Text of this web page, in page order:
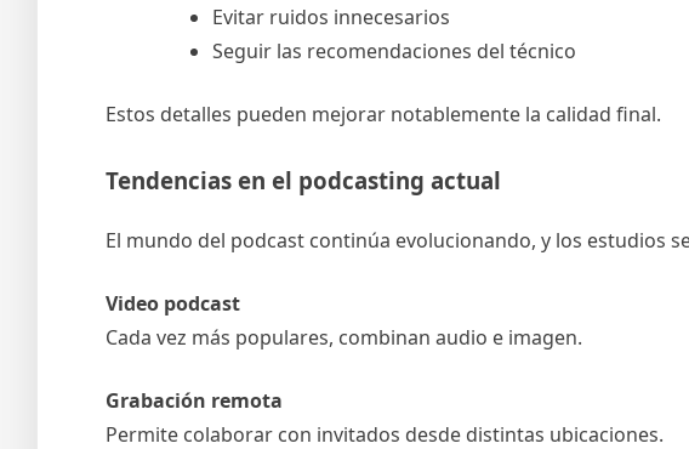
Evitar ruidos innecesarios
Seguir las recomendaciones del técnico
Estos detalles pueden mejorar notablemente la calidad final.
Tendencias en el podcasting actual
El mundo del podcast continúa evolucionando, y los estudios
Video podcast
Cada vez más populares, combinan audio e imagen.
Grabación remota
Permite colaborar con invitados desde distintas ubicaciones.